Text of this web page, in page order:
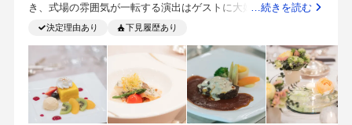
り的な感じはしませんでした。高層階の挙式会場なので、タワ
マンからの景色等の高層階からの景色が好きな人にはおすすめ
です。時間帯によっては夜景も見れるそうです。ただ、横型の
挙式会場なので、王道の縦型のバージンロードや高い天井が好
きな人には向かないです。何となくどんな式にしたいのかシュ
ミレーションしてから見学に行くのがいいと思います。取り入
き、式場の雰囲気が一転する演出はゲストに大好評で嬉しかっ
たです。円柱のホテルを活かした、個性的なバージンロードで
す。・バージンロードが2本・バージンロード側がガラス張りで
自然光がたくさん入ります（標高140mですが、下は見えないの
で高所恐怖症の人でも安心です）・バージンロードを歩く際、
最初はカーテンがしまっており暗めでクラシカルな印象。新郎
新婦が一緒になるとカーテンが歌のタイミングに合わせて開
…続きを読む
決定理由あり 下見履歴あり